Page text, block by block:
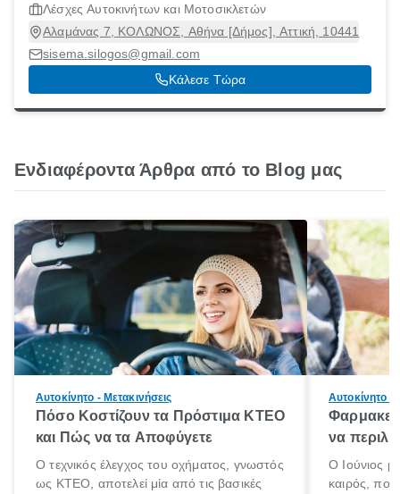
ΙΔΙΟΚΤΗΤΩΝ ΣΥΝΕΡΓΕΙΩΝ
ΕΠΙΣΚΕΥΗΣ
Λέσχες Αυτοκινήτων και Μοτοσικλετών
Αλαμάνας 7, ΚΟΛΩΝΟΣ, Αθήνα [Δήμος], Αττική, 10441
sisema.silogos@gmail.com
Κάλεσε Τώρα
Ενδιαφέροντα Άρθρα από το Blog μας
Αυτοκίνητο - Μετακινήσεις
Πόσο Κοστίζουν τα Πρόστιμα ΚΤΕΟ
και Πώς να τα Αποφύγετε
Ο τεχνικός έλεγχος του οχήματος, γνωστός
ως ΚΤΕΟ, αποτελεί μία από τις βασικές
Αυτοκίνητο -
να
Ο Ιούνιος
καιρός, που